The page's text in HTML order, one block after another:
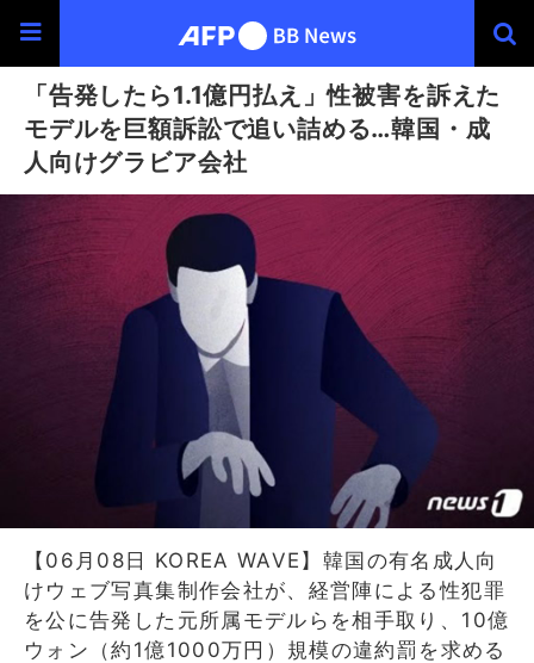
「告発したら1.1億円払え」性被害を訴えた
モデルを巨額訴訟で追い詰める…韓国・成
人向けグラビア会社
【06月08日 KOREA WAVE】韓国の有名成人向
けウェブ写真集制作会社が、経営陣による性犯罪
を公に告発した元所属モデルらを相手取り、10億
ウォン（約1億1000万円）規模の違約罰を求める